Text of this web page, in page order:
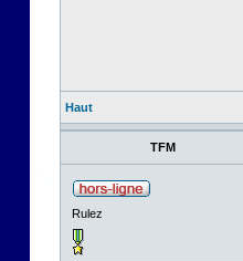
Haut
TFM
Rulez